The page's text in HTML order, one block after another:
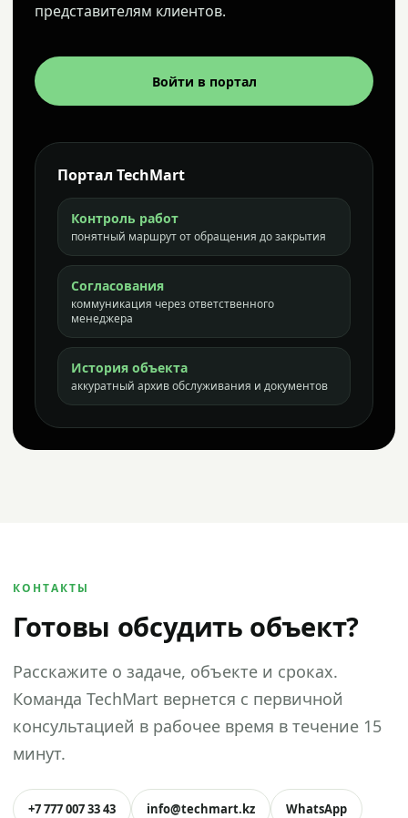
представителям клиентов.
Войти в портал
Портал TechMart
Контроль работ
понятный маршрут от обращения до закрытия
Согласования
коммуникация через ответственного
менеджера
История объекта
аккуратный архив обслуживания и документов
КОНТАКТЫ
Готовы обсудить объект?
Расскажите о задаче, объекте и сроках.
Команда TechMart вернется с первичной
консультацией в рабочее время в течение 15
минут.
+7 777 007 33 43 info@techmart.kz WhatsApp